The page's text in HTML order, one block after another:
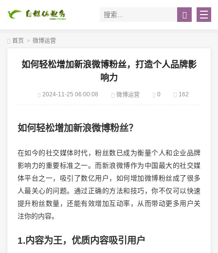
首页 > 微博运营
如何轻松增加新浪微博粉丝，打造个人品牌影
响力
2024-11-25 06:00:08 微博运营 0 162
如何轻松增加新浪微博粉丝？
在如今的社交媒体时代，粉丝数已成为衡量个人和企业品牌
影响力的重要标准之一。而新浪微博作为中国最大的社交媒
体平台之一，吸引了数亿用户，如何增加微博粉丝成了很多
人最关心的问题。通过正确的方法和技巧，你不仅可以快速
提升粉丝数量，还能有效增加互动率，从而带动更多用户关
注你的内容。
1.内容为王，优质内容吸引用户